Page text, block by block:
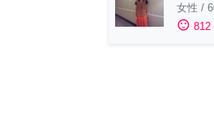
女性 /
sentiment_satisfied 812